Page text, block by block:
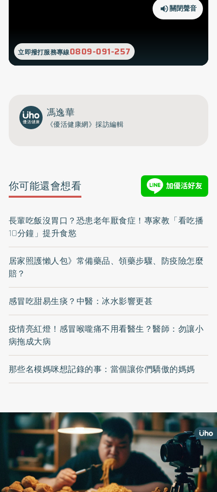
立即撥打服務專線0809-091-257
關閉聲音
馮逸華
《優活健康網》採訪編輯
你可能還會想看
長輩吃飯沒胃口？恐患老年厭食症！專家教「看吃播
10分鐘」提升食慾
居家照護懶人包》常備藥品、領藥步驟、防疫險怎麼
賠？
感冒吃甜易生痰？中醫：冰水影響更甚
疫情亮紅燈！感冒喉嚨痛不用看醫生？醫師：勿讓小
病拖成大病
那些名模媽咪想記錄的事：當個讓你們驕傲的媽媽